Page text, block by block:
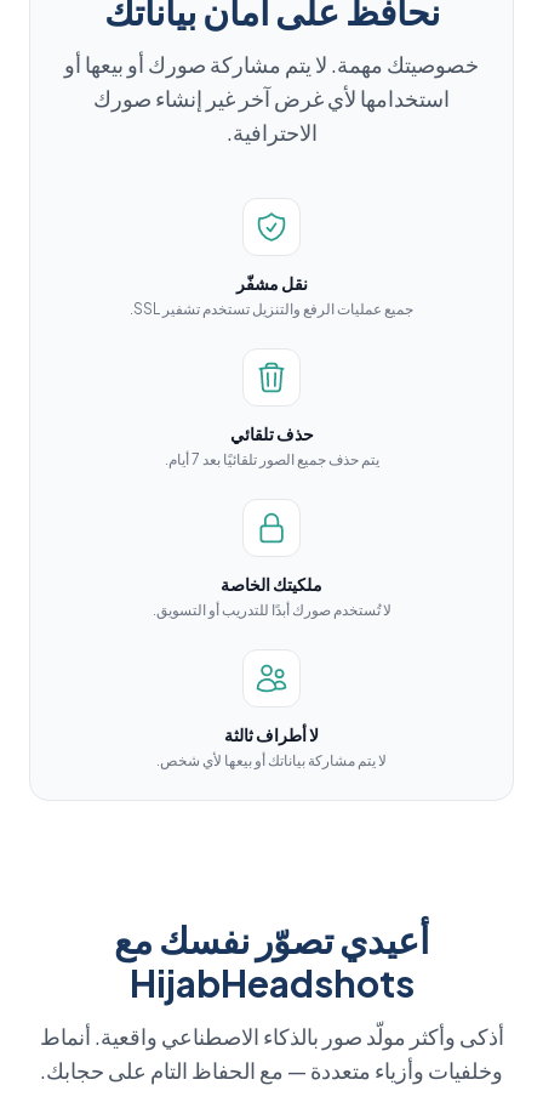
نحافظ على أمان بياناتك
خصوصيتك مهمة. لا يتم مشاركة صورك أو بيعها أو
استخدامها لأي غرض آخر غير إنشاء صورك
الاحترافية.
نقل مشفّر
جميع عمليات الرفع والتنزيل تستخدم تشفير SSL.
حذف تلقائي
يتم حذف جميع الصور تلقائيًا بعد 7 أيام.
ملكيتك الخاصة
لا تُستخدم صورك أبدًا للتدريب أو التسويق.
لا أطراف ثالثة
لا يتم مشاركة بياناتك أو بيعها لأي شخص.
أعيدي تصوّر نفسك مع
HijabHeadshots
أذكى وأكثر مولّد صور بالذكاء الاصطناعي واقعية. أنماط
وخلفيات وأزياء متعددة — مع الحفاظ التام على حجابك.